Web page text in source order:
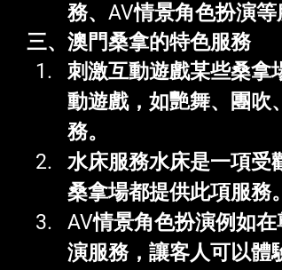
務、AV情景角色扮演等
三、澳門桑拿的特色服務
刺激互動遊戲某些桑拿
動遊戲，如艷舞、團吹
務。
水床服務水床是一項受
桑拿場都提供此項服務。
AV情景角色扮演例如
演服務，讓客人可以體